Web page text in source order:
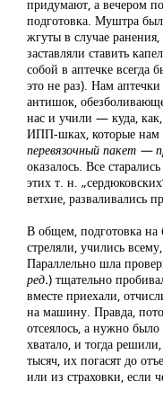
придумают, а вечером
подготовка. Муштра
жгуты в случае
заставляли ставить
собой в аптечке всегда
это не раз). Нам
антишок,
нас и учили — куда,
ИПП-шках, которые нам
перевязочный пакет —
оказалось. Все
этих т. н.
ветхие, разваливались
В общем, подготовка на
стреляли, учились
Параллельно шла
ред.) тщательно
вместе приехали,
на машину. Правда,
отсеялось, а нужно
хватало, и тогда
тысяч, их погасят до
или из страховки, если